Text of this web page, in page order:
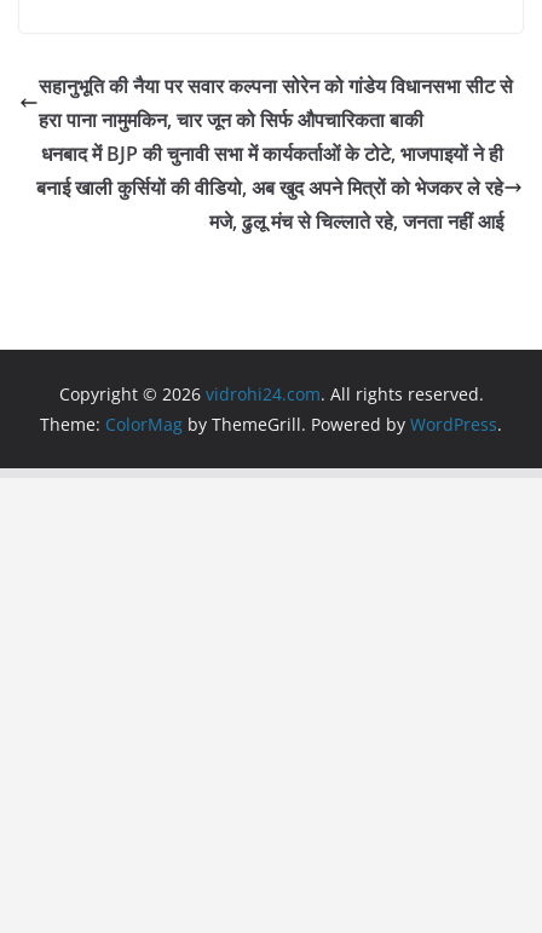
e
b
o
o
er s
A
p
p
gr
a
m
l e
सहानुभूति की नैया पर सवार कल्पना सोरेन को गांडेय विधानसभा सीट से
हरा पाना नामुमकिन, चार जून को सिर्फ औपचारिकता बाकी
धनबाद में BJP की चुनावी सभा में कार्यकर्ताओं के टोटे, भाजपाइयों ने ही
बनाई खाली कुर्सियों की वीडियो, अब खुद अपने मित्रों को भेजकर ले रहे
मजे, ढुलू मंच से चिल्लाते रहे, जनता नहीं आई
Copyright © 2026 vidrohi24.com. All rights reserved.
Theme: ColorMag by ThemeGrill. Powered by WordPress.